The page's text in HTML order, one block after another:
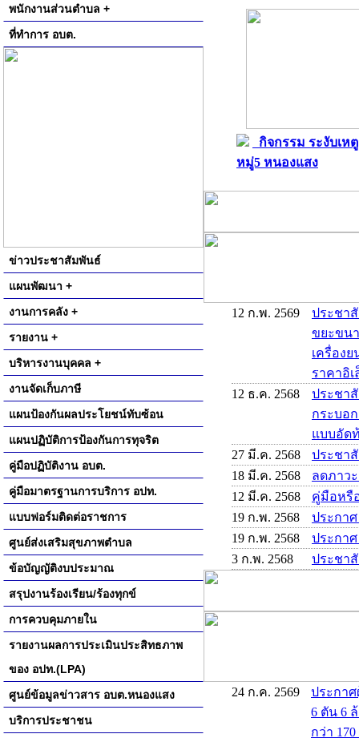
พนักงานส่วนตำบล +
ที่ทำการ อบต.
ข่าวประชาสัมพันธ์
แผนพัฒนา +
งานการคลัง +
รายงาน +
บริหารงานบุคคล +
งานจัดเก็บภาษี
แผนป้องกันผลประโยชน์ทับซ้อน
แผนปฏิบัติการป้องกันการทุจริต
คู่มือปฏิบัติงาน อบต.
คู่มือมาตรฐานการบริการ อปท.
แบบฟอร์มติดต่อราชการ
ศูนย์ส่งเสริมสุขภาพตำบล
ข้อบัญญัติงบประมาณ
สรุปงานร้องเรียน/ร้องทุกข์
การควบคุมภายใน
รายงานผลการประเมินประสิทธภาพ
ของ อปท.(LPA)
ศูนย์ข้อมูลข่าวสาร อบต.หนองแสง
บริการประชาชน
กิจกรรม ระงับเห
หมู่5 หนองแสง
12 ก.พ. 2569
ประชา
ขยะขน
เครื่อง
ราคาอิเ
12 ธ.ค. 2568
ประชา
กระบอ
แบบอัด
27 มี.ค. 2568
ประชา
18 มี.ค. 2568
ลดภาว
12 มี.ค. 2568
คู่มือหรื
19 ก.พ. 2568
ประกา
19 ก.พ. 2568
ประกา
3 ก.พ. 2568
ประชา
24 ก.ค. 2569
ประกา
6 ตัน 6
กว่า